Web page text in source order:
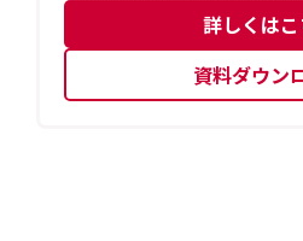
詳しくは
資料ダウン